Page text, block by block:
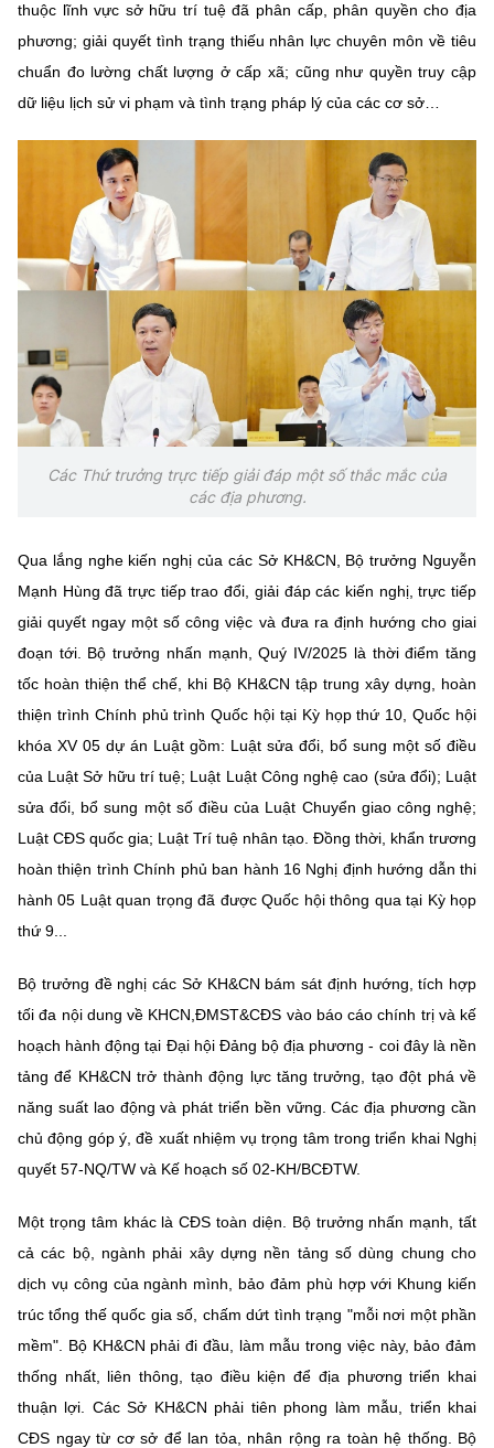
thuộc lĩnh vực sở hữu trí tuệ đã phân cấp, phân quyền cho địa
phương; giải quyết tình trạng thiếu nhân lực chuyên môn về tiêu
chuẩn đo lường chất lượng ở cấp xã; cũng như quyền truy cập
dữ liệu lịch sử vi phạm và tình trạng pháp lý của các cơ sở…
Các Thứ trưởng trực tiếp giải đáp một số thắc mắc của
các địa phương.
Qua lắng nghe kiến nghị của các Sở KH&CN, Bộ trưởng Nguyễn
Mạnh Hùng đã trực tiếp trao đổi, giải đáp các kiến nghị, trực tiếp
giải quyết ngay một số công việc và đưa ra định hướng cho giai
đoạn tới. Bộ trưởng nhấn mạnh, Quý IV/2025 là thời điểm tăng
tốc hoàn thiện thể chế, khi Bộ KH&CN tập trung xây dựng, hoàn
thiện trình Chính phủ trình Quốc hội tại Kỳ họp thứ 10, Quốc hội
khóa XV 05 dự án Luật gồm: Luật sửa đổi, bổ sung một số điều
của Luật Sở hữu trí tuệ; Luật Luật Công nghệ cao (sửa đổi); Luật
sửa đổi, bổ sung một số điều của Luật Chuyển giao công nghệ;
Luật CĐS quốc gia; Luật Trí tuệ nhân tạo. Đồng thời, khẩn trương
hoàn thiện trình Chính phủ ban hành 16 Nghị định hướng dẫn thi
hành 05 Luật quan trọng đã được Quốc hội thông qua tại Kỳ họp
thứ 9...
Bộ trưởng đề nghị các Sở KH&CN bám sát định hướng, tích hợp
tối đa nội dung về KHCN,ĐMST&CĐS vào báo cáo chính trị và kế
hoạch hành động tại Đại hội Đảng bộ địa phương - coi đây là nền
tảng để KH&CN trở thành động lực tăng trưởng, tạo đột phá về
năng suất lao động và phát triển bền vững. Các địa phương cần
chủ động góp ý, đề xuất nhiệm vụ trọng tâm trong triển khai Nghị
quyết 57-NQ/TW và Kế hoạch số 02-KH/BCĐTW.
Một trọng tâm khác là CĐS toàn diện. Bộ trưởng nhấn mạnh, tất
cả các bộ, ngành phải xây dựng nền tảng số dùng chung cho
dịch vụ công của ngành mình, bảo đảm phù hợp với Khung kiến
trúc tổng thế quốc gia số, chấm dứt tình trạng "mỗi nơi một phần
mềm". Bộ KH&CN phải đi đầu, làm mẫu trong việc này, bảo đảm
thống nhất, liên thông, tạo điều kiện để địa phương triển khai
thuận lợi. Các Sở KH&CN phải tiên phong làm mẫu, triển khai
CĐS ngay từ cơ sở để lan tỏa, nhân rộng ra toàn hệ thống. Bộ